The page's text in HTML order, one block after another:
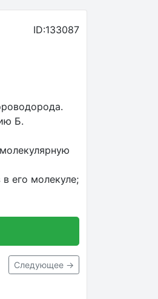
ID:133087
Б.
его молекуле;
Следующее →